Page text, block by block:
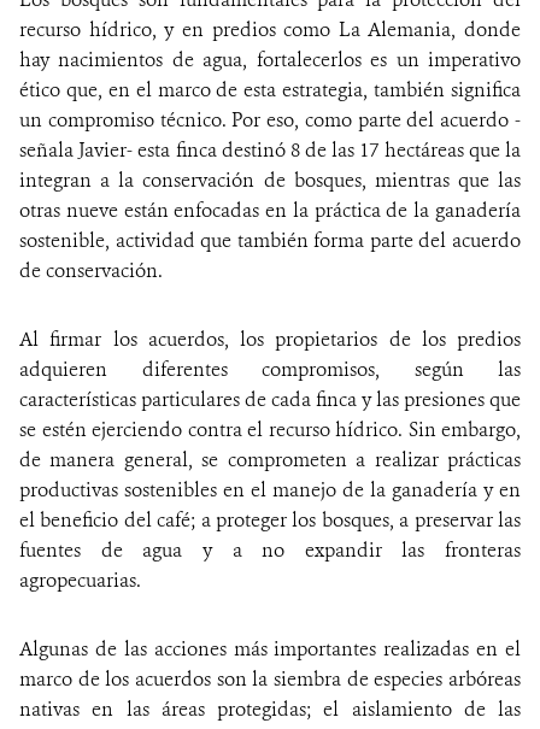
recurso hídrico, y en predios como La Alemania, donde
hay nacimientos de agua, fortalecerlos es un imperativo
ético que, en el marco de esta estrategia, también significa
un compromiso técnico. Por eso, como parte del acuerdo -
señala Javier- esta finca destinó 8 de las 17 hectáreas que la
integran a la conservación de bosques, mientras que las
otras nueve están enfocadas en la práctica de la ganadería
sostenible, actividad que también forma parte del acuerdo
de conservación.
Al firmar los acuerdos, los propietarios de los predios
adquieren diferentes compromisos, según las
características particulares de cada finca y las presiones que
se estén ejerciendo contra el recurso hídrico. Sin embargo,
de manera general, se comprometen a realizar prácticas
productivas sostenibles en el manejo de la ganadería y en
el beneficio del café; a proteger los bosques, a preservar las
fuentes de agua y a no expandir las fronteras
agropecuarias.
Algunas de las acciones más importantes realizadas en el
marco de los acuerdos son la siembra de especies arbóreas
nativas en las áreas protegidas; el aislamiento de las